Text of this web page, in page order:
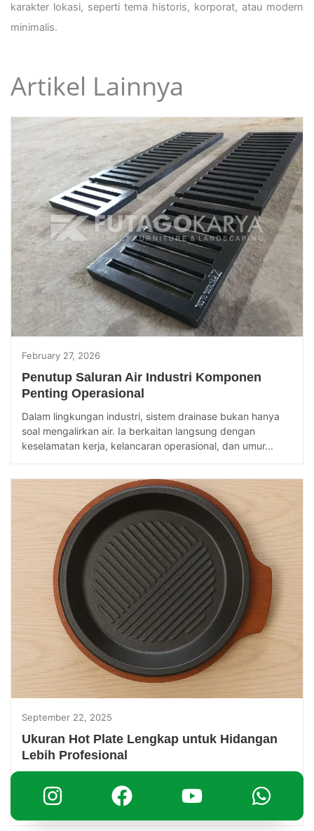
karakter lokasi, seperti tema historis, korporat, atau modern
minimalis.
Artikel Lainnya
February 27, 2026
Penutup Saluran Air Industri Komponen
Penting Operasional
Dalam lingkungan industri, sistem drainase bukan hanya
soal mengalirkan air. Ia berkaitan langsung dengan
keselamatan kerja, kelancaran operasional, dan umur...
September 22, 2025
Ukuran Hot Plate Lengkap untuk Hidangan
Lebih Profesional
sangat menentukan kualitas penyajian makanan. Bagi
Anda yang bergerak di bidang kuliner,...